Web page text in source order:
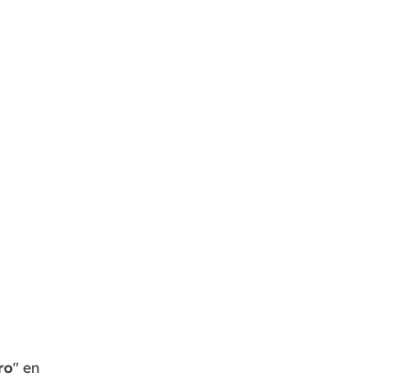
" en